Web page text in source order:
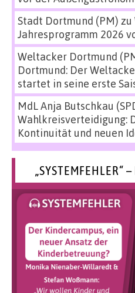
Stadt Dortmund (PM) zu
Jahresprogramm 2026
Weltacker Dortmund
Dortmund: Der
startet in seine erste
MdL Anja Butschkau
Wahlkreisverteidigung:
Kontinuität und neuen
„SYSTEMFEHLER“